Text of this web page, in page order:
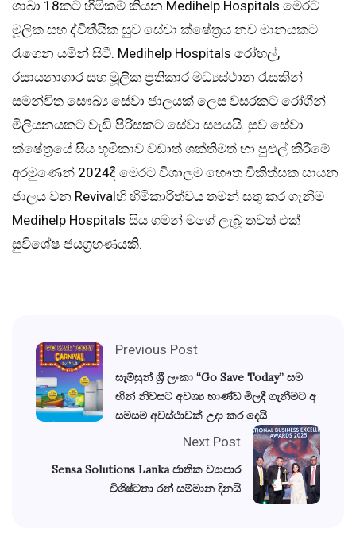
ශාඛා 18කට හිමිකම් කියන Medihelp Hospitals මෙරට
මූලික සහ ද්විතීයික සුව සේවා ක්ෂේත්‍රය නව මානයකට
රැගෙන යමින් සිටී. Medihelp Hospitals රෝහල්,
රසායනාගාර සහ මූලික ප්‍රතිකාර මධ්‍යස්ථාන රැසකින්
සමන්විත සෞඛ්‍ය සේවා ජාලයක් ලෙස වසරකට රෝගීන්
මිලියනයකට වැඩි පිරිසකට සේවා සපයයි. සුව සේවා
ක්ෂේත්‍රයේ සිය භූමිකාව වඩාත් ශක්තිමත් හා පුළුල් කිරීමේ
අරමුණෙන් 2024දී මෙරට විශාලම භෞත චිකිත්සක සායන
ජාලය වන Revivalහි හිමිකාරිත්වය තමන් සතු කර ගැනීම
Medihelp Hospitals සිය ගමන් මගේ ලැබූ තවත් එක්
සුවිශේෂ ජයග්‍රහණයකි.
Previous Post
සැම්සුන් ශ්‍රී ලංකා “Go Save Today” සම
ඟින් නිවසට අවශ්‍ය භාණ්ඩ මිලදී ගැනීමට අ
සමසම අවස්ථාවක් උදා කර දෙයි
Next Post
Sensa Solutions Lanka ජාතික ව්‍යාපාර
විශිෂ්ටතා රන් සම්මාන දිනයි